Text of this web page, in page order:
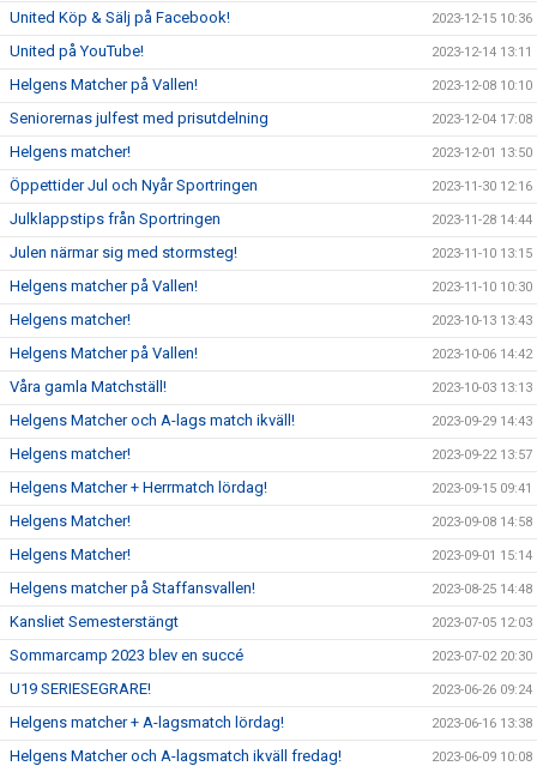
United Köp & Sälj på Facebook! 2023-12-15 10:36
United på YouTube! 2023-12-14 13:11
Helgens Matcher på Vallen! 2023-12-08 10:10
Seniorernas julfest med prisutdelning 2023-12-04 17:08
Helgens matcher! 2023-12-01 13:50
Öppettider Jul och Nyår Sportringen 2023-11-30 12:16
Julklappstips från Sportringen 2023-11-28 14:44
Julen närmar sig med stormsteg! 2023-11-10 13:15
Helgens matcher på Vallen! 2023-11-10 10:30
Helgens matcher! 2023-10-13 13:43
Helgens Matcher på Vallen! 2023-10-06 14:42
Våra gamla Matchställ! 2023-10-03 13:13
Helgens Matcher och A-lags match ikväll! 2023-09-29 14:43
Helgens matcher! 2023-09-22 13:57
Helgens Matcher + Herrmatch lördag! 2023-09-15 09:41
Helgens Matcher! 2023-09-08 14:58
Helgens Matcher! 2023-09-01 15:14
Helgens matcher på Staffansvallen! 2023-08-25 14:48
Kansliet Semesterstängt 2023-07-05 12:03
Sommarcamp 2023 blev en succé 2023-07-02 20:30
U19 SERIESEGRARE! 2023-06-26 09:24
Helgens matcher + A-lagsmatch lördag! 2023-06-16 13:38
Helgens Matcher och A-lagsmatch ikväll fredag! 2023-06-09 10:08